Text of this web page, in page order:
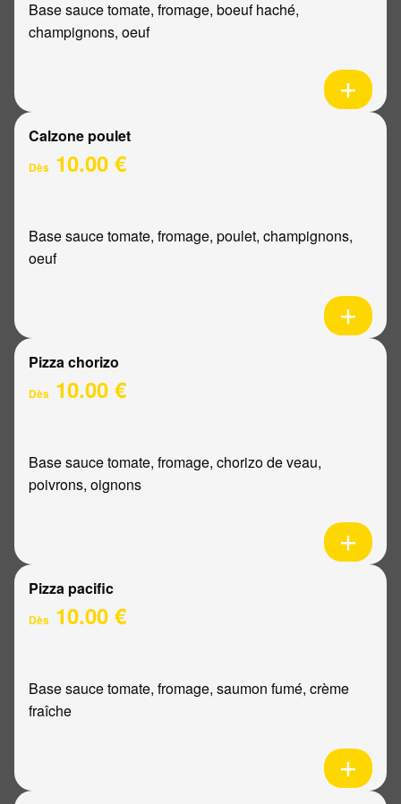
Base sauce tomate, fromage, boeuf haché,
champignons, oeuf
Calzone poulet
Dès 10.00 €
Base sauce tomate, fromage, poulet, champignons,
oeuf
Pizza chorizo
Dès 10.00 €
Base sauce tomate, fromage, chorizo de veau,
poivrons, oignons
Pizza pacific
Dès 10.00 €
Base sauce tomate, fromage, saumon fumé, crème
fraîche